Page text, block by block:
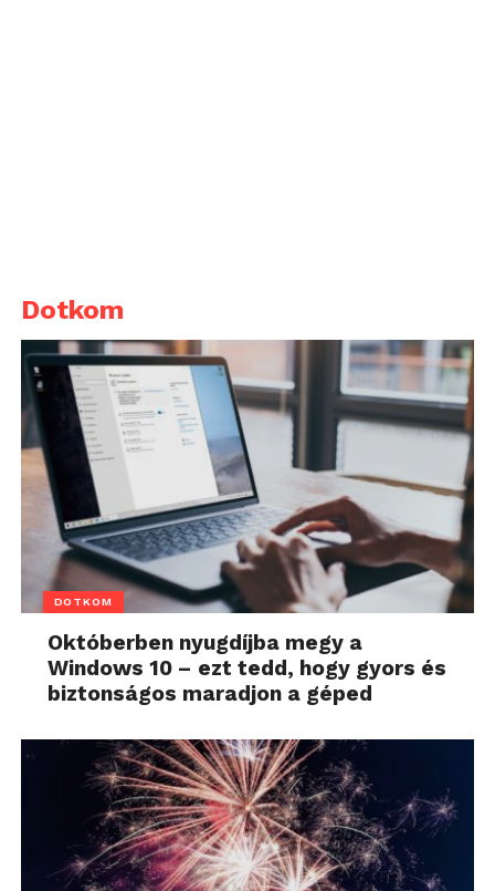
Dotkom
DOTKOM
Októberben nyugdíjba megy a
Windows 10 – ezt tedd, hogy gyors és
biztonságos maradjon a géped